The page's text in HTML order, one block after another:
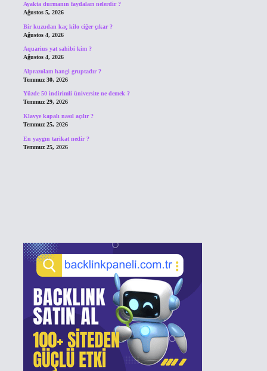
Ayakta durmanın faydaları nelerdir ?
Ağustos 5, 2026
Bir kuzudan kaç kilo ciğer çıkar ?
Ağustos 4, 2026
Aquarius yat sahibi kim ?
Ağustos 4, 2026
Alprazolam hangi gruptadır ?
Temmuz 30, 2026
Yüzde 50 indirimli üniversite ne demek ?
Temmuz 29, 2026
Klavye kapalı nasıl açılır ?
Temmuz 25, 2026
En yaygın tarikat nedir ?
Temmuz 25, 2026